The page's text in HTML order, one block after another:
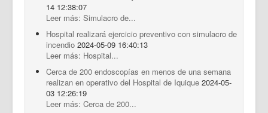
14 12:38:07
Leer más: Simulacro de...
Hospital realizará ejercicio preventivo con simulacro de
incendio 2024-05-09 16:40:13
Leer más: Hospital...
Cerca de 200 endoscopías en menos de una semana
realizan en operativo del Hospital de Iquique 2024-05-
03 12:26:19
Leer más: Cerca de 200...